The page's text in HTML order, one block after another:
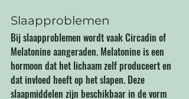
Slaapproblemen
Bij slaapproblemen wordt vaak Circadin of
Melatonine aangeraden. Melatonine is een
hormoon dat het lichaam zelf produceert en
dat invloed heeft op het slapen. Deze
slaapmiddelen zijn beschikbaar in de vorm